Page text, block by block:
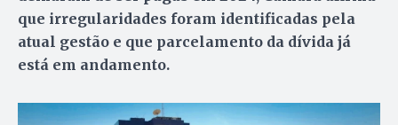
que irregularidades foram identificadas pela
atual gestão e que parcelamento da dívida já
está em andamento.